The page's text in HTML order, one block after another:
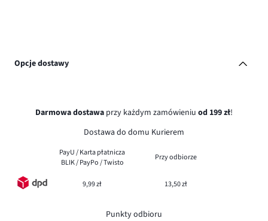
Opcje dostawy
Darmowa dostawa przy każdym zamówieniu od 199 zł!
Dostawa do domu Kurierem
PayU / Karta płatnicza
BLIK / PayPo / Twisto
Przy odbiorze
9,99 zł 13,50 zł
Punkty odbioru